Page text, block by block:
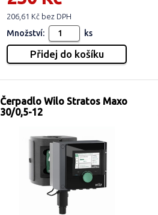
206,61 Kč bez DPH
Množství: ks
Čerpadlo Wilo Stratos Maxo
30/0,5-12